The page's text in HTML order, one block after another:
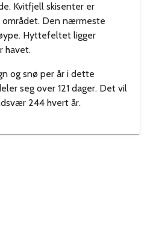
Kvitfjell skisenter er
Den nærmeste
Hyttefeltet ligger
havet.
og snø per år i dette
seg over 121 dager. Det vil
244 hvert år.